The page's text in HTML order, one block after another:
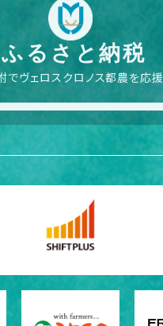
ふるさと納税
でヴェロスクロノス都農を応援